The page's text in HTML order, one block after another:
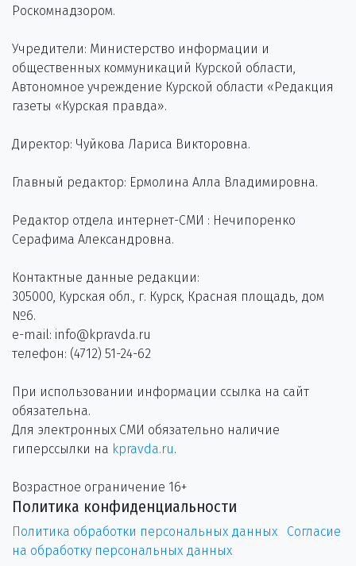
Роскомнадзором.
Учредители: Министерство информации и
общественных коммуникаций Курской области,
Автономное учреждение Курской области «Редакция
газеты «Курская правда».
Директор: Чуйкова Лариса Викторовна.
Главный редактор: Ермолина Алла Владимировна.
Редактор отдела интернет-СМИ : Нечипоренко
Серафима Александровна.
Контактные данные редакции:
305000, Курская обл., г. Курск, Красная площадь, дом
№6.
e-mail: info@kpravda.ru
телефон: (4712) 51-24-62
При использовании информации ссылка на сайт
обязательна.
Для электронных СМИ обязательно наличие
гиперссылки на kpravda.ru.
Возрастное ограничение 16+
Политика конфиденциальности
Политика обработки персональных данных
Согласие
на обработку персональных данных